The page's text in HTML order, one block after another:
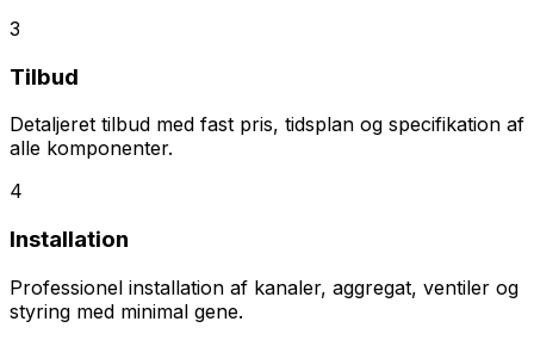
3
Tilbud
Detaljeret tilbud med fast pris, tidsplan og specifikation af
alle komponenter.
4
Installation
Professionel installation af kanaler, aggregat, ventiler og
styring med minimal gene.